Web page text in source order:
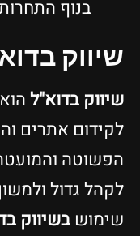
בנוף
שיווק
שיווק בדוא"ל
לקידום אתרים
הפשוטה
לקהל גדול
שימוש בשיווק